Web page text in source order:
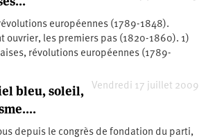
européennes (1789-1848).
ouvrier, les premiers pas (1820-1860). 1)
révolutions européennes (1789-
Vendredi 17 juillet 2009
bleu, soleil,
depuis le congrès de fondation du parti,